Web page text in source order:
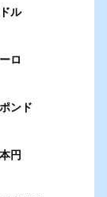
ル
ロ
ンド
円